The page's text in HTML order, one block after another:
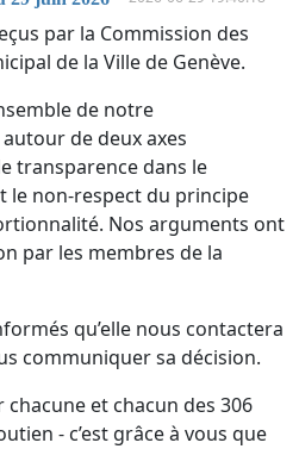
par la Commission des
de la Ville de Genève.
de notre
de deux axes
transparence dans le
le non-respect du principe
Nos arguments ont
par les membres de la
qu’elle nous contactera
communiquer sa décision.
et chacun des 306
- c’est grâce à vous que